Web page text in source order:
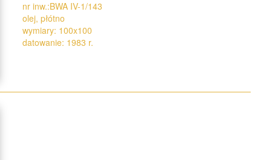
nr inw.:BWA IV-1/143
olej, płótno
wymiary: 100x100
datowanie: 1983 r.